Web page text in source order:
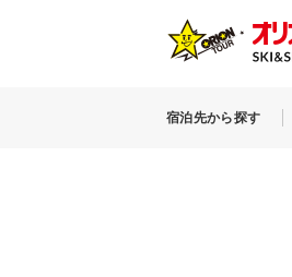
宿泊先から探す